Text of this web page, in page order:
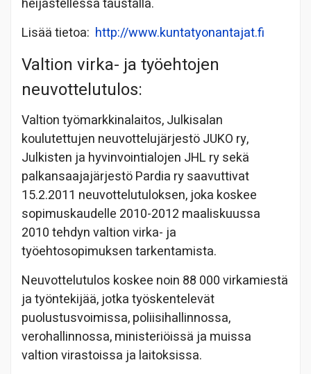
heijastellessa taustalla.
Lisää tietoa: http://www.kuntatyonantajat.fi
Valtion virka- ja työehtojen
neuvottelutulos:
Valtion työmarkkinalaitos, Julkisalan
koulutettujen neuvottelujärjestö JUKO ry,
Julkisten ja hyvinvointialojen JHL ry sekä
palkansaajajärjestö Pardia ry saavuttivat
15.2.2011 neuvottelutuloksen, joka koskee
sopimuskaudelle 2010-2012 maaliskuussa
2010 tehdyn valtion virka- ja
työehtosopimuksen tarkentamista.
Neuvottelutulos koskee noin 88 000 virkamiestä
ja työntekijää, jotka työskentelevät
puolustusvoimissa, poliisihallinnossa,
verohallinnossa, ministeriöissä ja muissa
valtion virastoissa ja laitoksissa.